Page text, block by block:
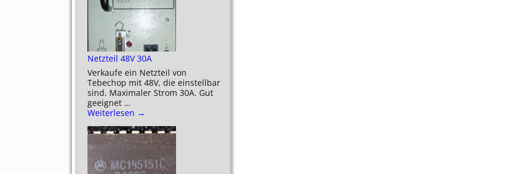
Netzteil 48V 30A
Verkaufe ein Netzteil von
Tebechop mit 48V, die einstellbar
sind. Maximaler Strom 30A. Gut
geeignet …
Weiterlesen →